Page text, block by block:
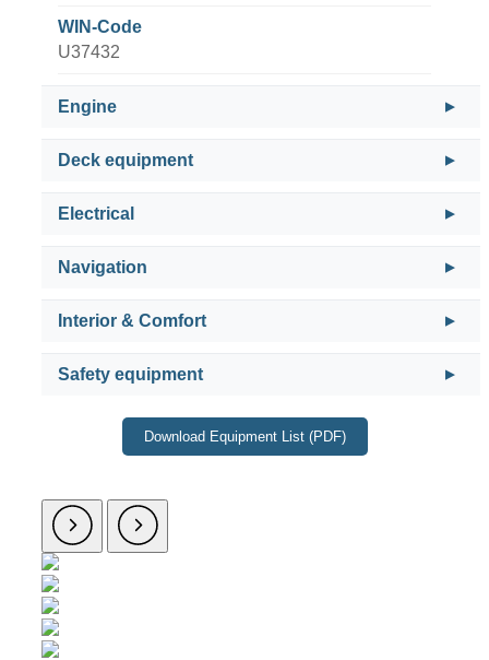
WIN-Code
U37432
Engine
Deck equipment
Electrical
Navigation
Interior & Comfort
Safety equipment
Download Equipment List (PDF)